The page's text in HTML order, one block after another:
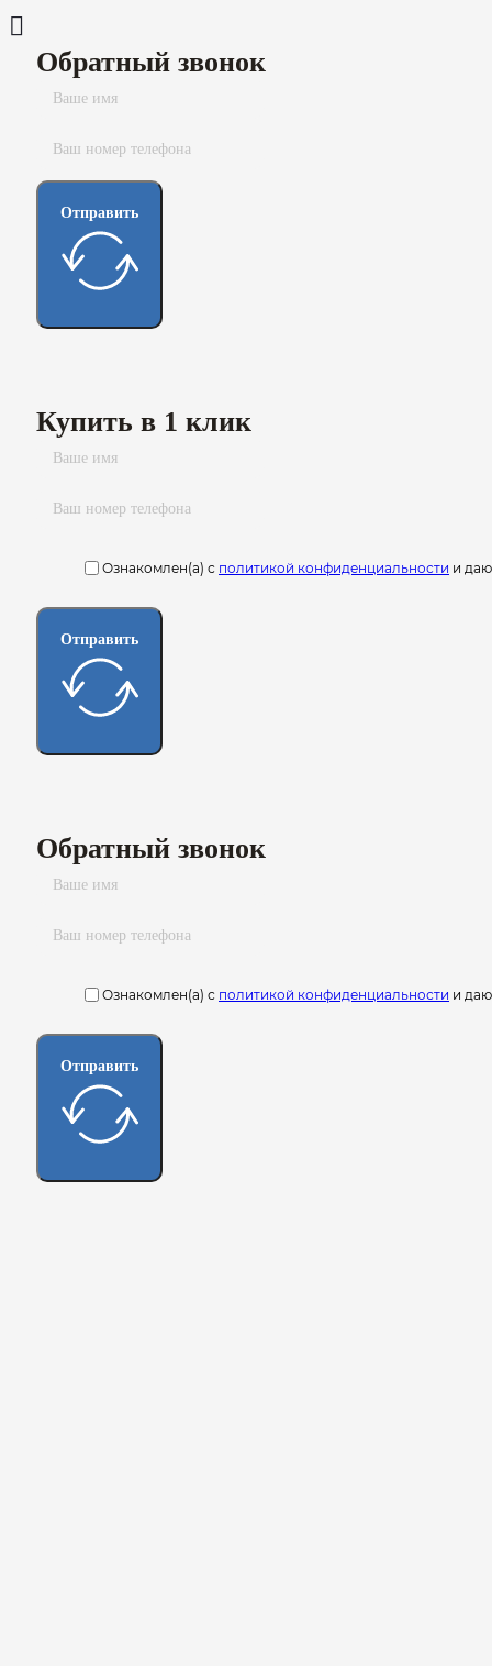
Обратный звонок
Отправить
Купить в 1 клик
Ознакомлен(а) с политикой конфиденциальности и
Отправить
Обратный звонок
Ознакомлен(а) с политикой конфиденциальности и
Отправить